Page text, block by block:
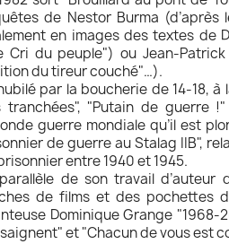
de Nestor Burma
en images des textes de
Cri du peuple") ou Jean-
du tireur couché"…).
par la boucherie de 14-18,
tranchées", "Putain de guerre
guerre mondiale qu’il est
de guerre au Stalag IIB",
entre 1940 et 1945.
de son travail d’auteur
de films et des pochettes
Dominique Grange "1968-
et "Chacun de vous est